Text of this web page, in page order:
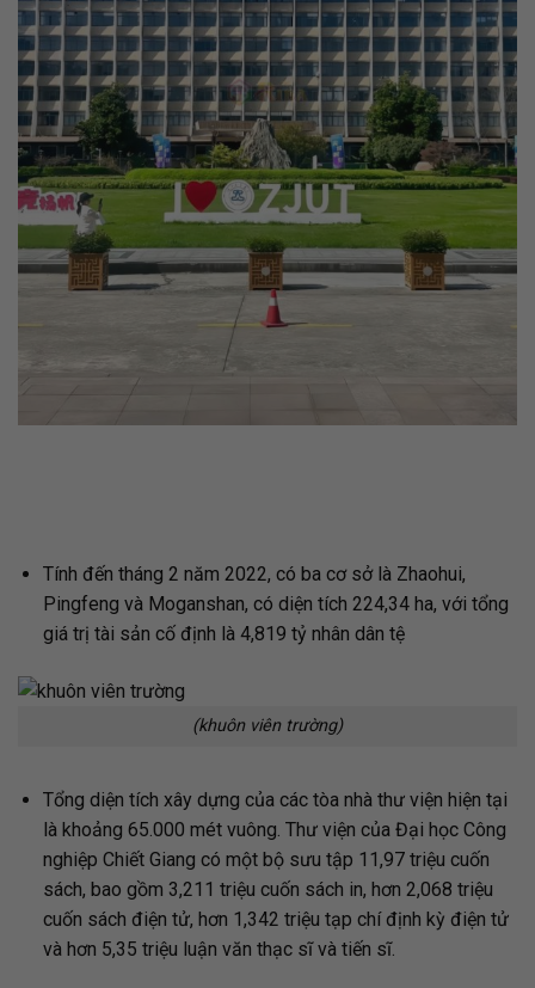
Tính đến tháng 2 năm 2022, có ba cơ sở là Zhaohui,
Pingfeng và Moganshan, có diện tích 224,34 ha, với tổng
giá trị tài sản cố định là 4,819 tỷ nhân dân tệ
(khuôn viên trường)
Tổng diện tích xây dựng của các tòa nhà thư viện hiện tại
là khoảng 65.000 mét vuông. Thư viện của Đại học Công
nghiệp Chiết Giang có một bộ sưu tập 11,97 triệu cuốn
sách, bao gồm 3,211 triệu cuốn sách in, hơn 2,068 triệu
cuốn sách điện tử, hơn 1,342 triệu tạp chí định kỳ điện tử
và hơn 5,35 triệu luận văn thạc sĩ và tiến sĩ.